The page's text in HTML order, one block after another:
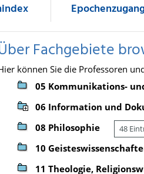
Fachgebiete
können Sie die Professoren
05 Kommunikations-
06 Information und
08 Philosophie 48
10
11 Theologie,